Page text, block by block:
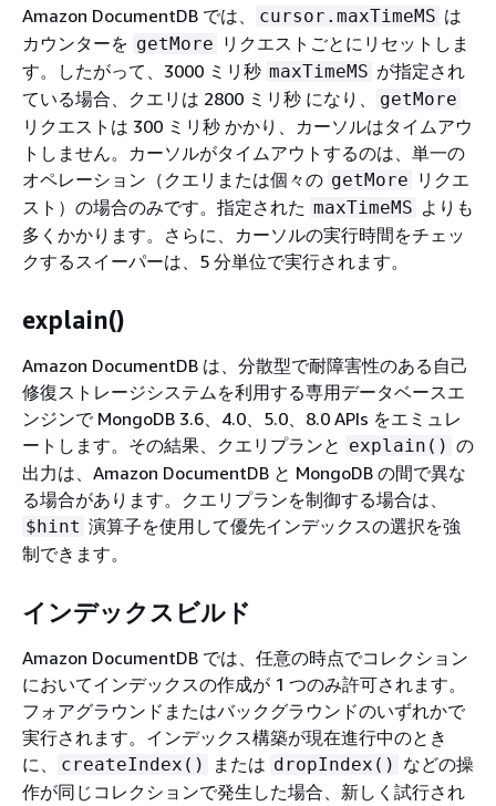
Amazon DocumentDB では、 cursor.maxTimeMS は
カウンターを getMore リクエストごとにリセットしま
す。したがって、3000 ミリ秒 maxTimeMS が指定され
ている場合、クエリは 2800 ミリ秒 になり、
getMore
リクエストは 300 ミリ秒 かかり、カーソルはタイムアウ
トしません。カーソルがタイムアウトするのは、単一の
オペレーション（クエリまたは個々の getMore リクエ
スト）の場合のみです。指定された maxTimeMS よりも
多くかかります。さらに、カーソルの実行時間をチェッ
クするスイーパーは、5 分単位で実行されます。
explain()
Amazon DocumentDB は、分散型で耐障害性のある自己
修復ストレージシステムを利用する専用データベースエ
ンジンで MongoDB 3.6、4.0、5.0、8.0 APIs をエミュレ
ートします。その結果、クエリプランと explain() の
出力は、Amazon DocumentDB と MongoDB の間で異な
る場合があります。クエリプランを制御する場合は、
$hint 演算子を使用して優先インデックスの選択を強
制できます。
インデックスビルド
Amazon DocumentDB では、任意の時点でコレクション
においてインデックスの作成が 1 つのみ許可されます。
フォアグラウンドまたはバックグラウンドのいずれかで
実行されます。インデックス構築が現在進行中のとき
に、
createIndex() または dropIndex() などの操
作が同じコレクションで発生した場合、新しく試行され